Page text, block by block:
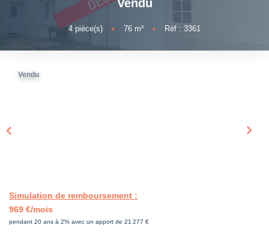
À PROPOS
Vendu
4 pièce(s) • 76 m² • Réf : 3361
Vendu
Simulation de remboursement :
969 €/mois
pendant 20 ans à 2% avec un apport de 21 277 €